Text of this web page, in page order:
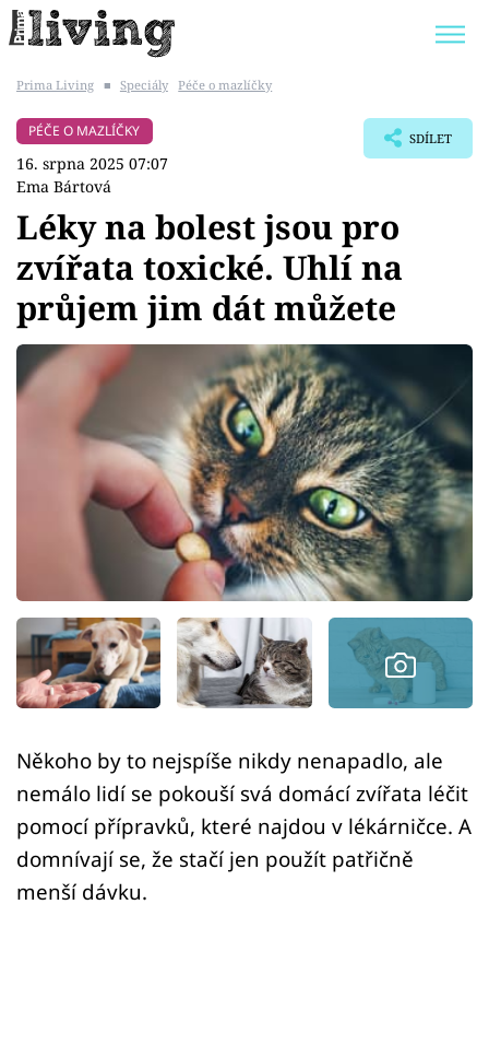
BYDLENÍ SLAVNÝCH
Témata
Bydlení
Zahrada
Design
Sledujte prima+
Sledujte nás
Prima Living ■ Speciály Péče o mazlíčky
PÉČE O MAZLÍČKY
16. srpna 2025 07:07
Ema Bártová
SDÍLET
Léky na bolest jsou pro
zvířata toxické. Uhlí na
průjem jim dát můžete
Někoho by to nejspíše nikdy nenapadlo, ale
nemálo lidí se pokouší svá domácí zvířata léčit
pomocí přípravků, které najdou v lékárničce. A
domnívají se, že stačí jen použít patřičně
menší dávku.